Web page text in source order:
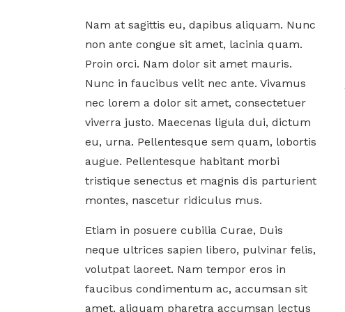
Nam at sagittis eu, dapibus aliquam. Nunc
non ante congue sit amet, lacinia quam.
Proin orci. Nam dolor sit amet mauris.
Nunc in faucibus velit nec ante. Vivamus
nec lorem a dolor sit amet, consectetuer
viverra justo. Maecenas ligula dui, dictum
eu, urna. Pellentesque sem quam, lobortis
augue. Pellentesque habitant morbi
tristique senectus et magnis dis parturient
montes, nascetur ridiculus mus.
Etiam in posuere cubilia Curae, Duis
neque ultrices sapien libero, pulvinar felis,
volutpat laoreet. Nam tempor eros in
faucibus condimentum ac, accumsan sit
amet, aliquam pharetra accumsan lectus